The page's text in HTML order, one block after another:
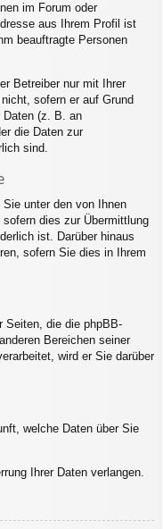
im Forum oder
aus Ihrem Profil ist
beauftragte Personen
Betreiber nur mit Ihrer
sofern er auf Grund
Daten (z. B. an
die Daten zur
sind.
unter den von Ihnen
dies zur Übermittlung
ist. Darüber hinaus
sofern Sie dies in Ihrem
Seiten, die die phpBB-
Bereichen seiner
wird er Sie darüber
welche Daten über Sie
Ihrer Daten verlangen.